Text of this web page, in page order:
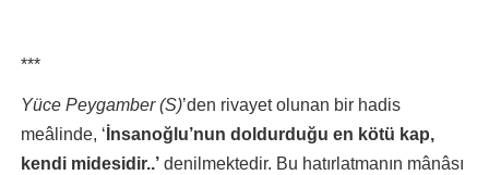
***
Yüce Peygamber (S)’den rivayet olunan bir hadis
meâlinde, ‘ İnsanoğlu’nun doldurduğu en kötü kap,
kendi midesidir..’denilmektedir. Bu hatırlatmanın mânâsı